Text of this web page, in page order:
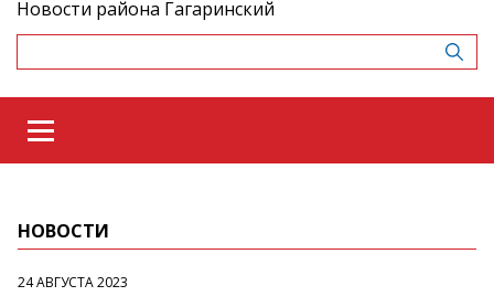
Новости района Гагаринский
НОВОСТИ
24 АВГУСТА 2023